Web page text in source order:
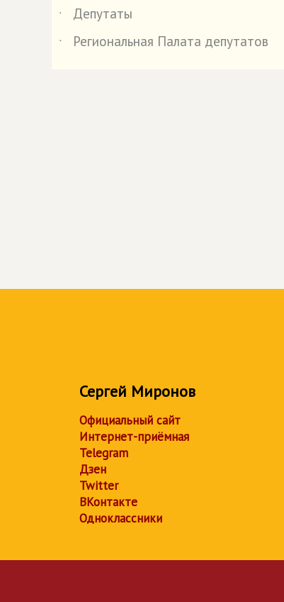
˙
Депутаты
˙
Региональная Палата депутатов
Сергей Миронов
Официальный сайт
Интернет-приёмная
Telegram
Дзен
Twitter
ВКонтакте
Одноклассники